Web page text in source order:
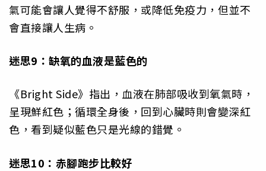
氣可能會讓人覺得不舒服，或降低免疫力，但並不
會直接讓人生病。
迷思9：缺氧的血液是藍色的
《Bright Side》指出，血液在肺部吸收到氧氣時，
呈現鮮紅色；循環全身後，回到心臟時則會變深紅
色，看到疑似藍色只是光線的錯覺。
迷思10：赤腳跑步比較好